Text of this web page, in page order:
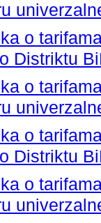
o
Distriktu
o
o
Distriktu
o